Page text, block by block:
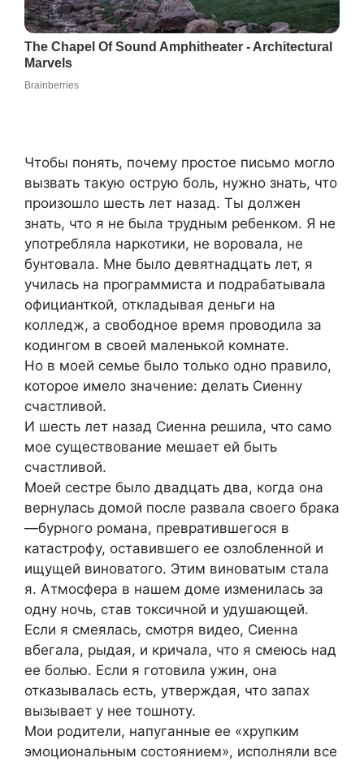
Чтобы понять, почему простое письмо могло
вызвать такую острую боль, нужно знать, что
произошло шесть лет назад. Ты должен
знать, что я не была трудным ребенком. Я не
употребляла наркотики, не воровала, не
бунтовала. Мне было девятнадцать лет, я
училась на программиста и подрабатывала
официанткой, откладывая деньги на
колледж, а свободное время проводила за
кодингом в своей маленькой комнате.
Но в моей семье было только одно правило,
которое имело значение: делать Сиенну
счастливой.
И шесть лет назад Сиенна решила, что само
мое существование мешает ей быть
счастливой.
Моей сестре было двадцать два, когда она
вернулась домой после развала своего брака
—бурного романа, превратившегося в
катастрофу, оставившего ее озлобленной и
ищущей виноватого. Этим виноватым стала
я. Атмосфера в нашем доме изменилась за
одну ночь, став токсичной и удушающей.
Если я смеялась, смотря видео, Сиенна
вбегала, рыдая, и кричала, что я смеюсь над
ее болью. Если я готовила ужин, она
отказывалась есть, утверждая, что запах
вызывает у нее тошноту.
Мои родители, напуганные ее «хрупким
эмоциональным состоянием», исполняли все